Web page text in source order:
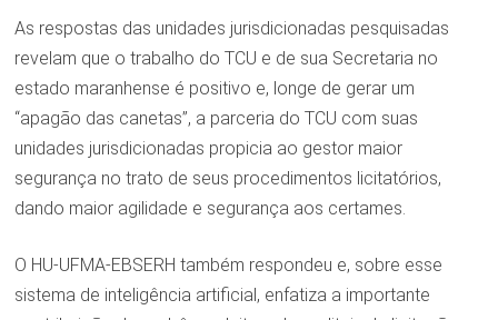
As respostas das unidades jurisdicionadas pesquisadas
revelam que o trabalho do TCU e de sua Secretaria no
estado maranhense é positivo e, longe de gerar um
“apagão das canetas”, a parceria do TCU com suas
unidades jurisdicionadas propicia ao gestor maior
segurança no trato de seus procedimentos licitatórios,
dando maior agilidade e segurança aos certames.
O HU-UFMA-EBSERH também respondeu e, sobre esse
sistema de inteligência artificial, enfatiza a importante